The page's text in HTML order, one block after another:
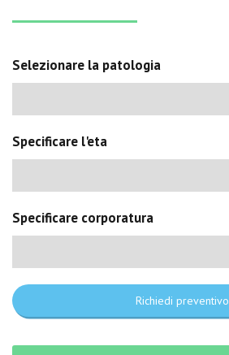
Selezionare la patologia
Specificare l'eta
Specificare corporatura
Richiedi preventivo